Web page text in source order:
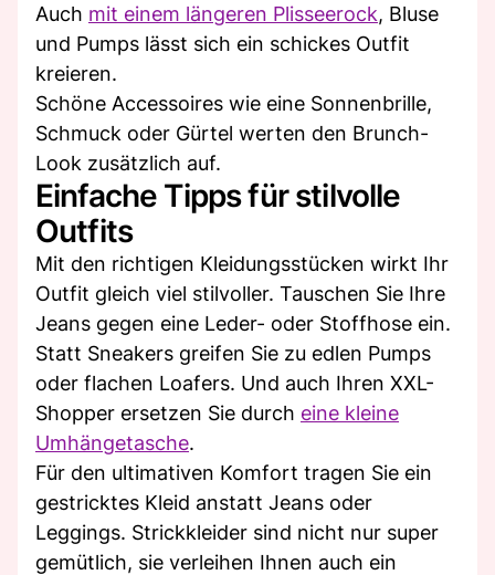
Auch mit einem längeren Plisseerock, Bluse
und Pumps lässt sich ein schickes Outfit
kreieren.
Schöne Accessoires wie eine Sonnenbrille,
Schmuck oder Gürtel werten den Brunch-
Look zusätzlich auf.
Einfache Tipps für stilvolle
Outfits
Mit den richtigen Kleidungsstücken wirkt Ihr
Outfit gleich viel stilvoller. Tauschen Sie Ihre
Jeans gegen eine Leder- oder Stoffhose ein.
Statt Sneakers greifen Sie zu edlen Pumps
oder flachen Loafers. Und auch Ihren XXL-
Shopper ersetzen Sie durch eine kleine
Umhängetasche.
Für den ultimativen Komfort tragen Sie ein
gestricktes Kleid anstatt Jeans oder
Leggings. Strickkleider sind nicht nur super
gemütlich, sie verleihen Ihnen auch ein